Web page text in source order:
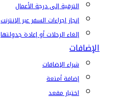
الترقية إلى درجة الأعمال
إنجاز إجراءات السفر عبر الإنترنت
إلغاء الرحلات أو إعادة جدولتها
الإضافات
شراء الإضافات
إضافة أمتعة
اختيار مقعد